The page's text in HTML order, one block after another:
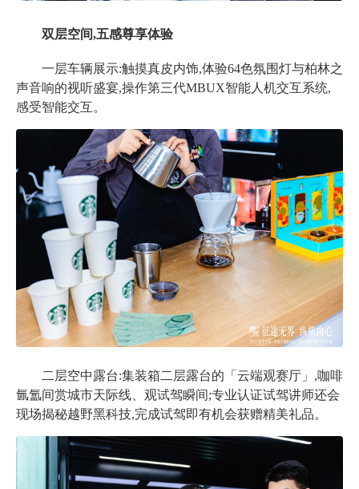
双层空间,五感尊享体验
一层车辆展示:触摸真皮内饰,体验64色氛围灯与柏林之
声音响的视听盛宴,操作第三代MBUX智能人机交互系统,
感受智能交互。
二层空中露台:集装箱二层露台的「云端观赛厅」,咖啡
氤氲间赏城市天际线、观试驾瞬间;专业认证试驾讲师还会
现场揭秘越野黑科技,完成试驾即有机会获赠精美礼品。